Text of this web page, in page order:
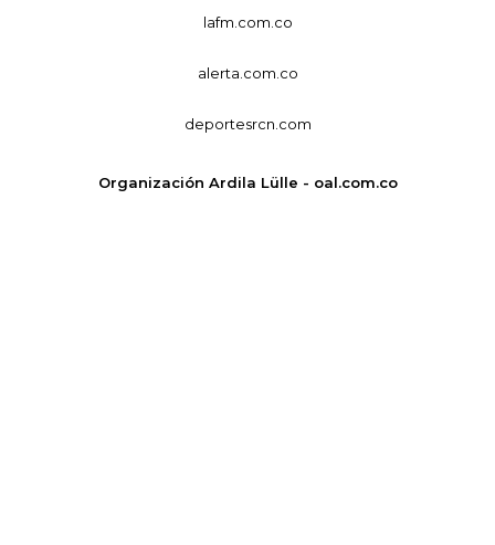
lafm.com.co
alerta.com.co
deportesrcn.com
Organización Ardila Lülle - oal.com.co